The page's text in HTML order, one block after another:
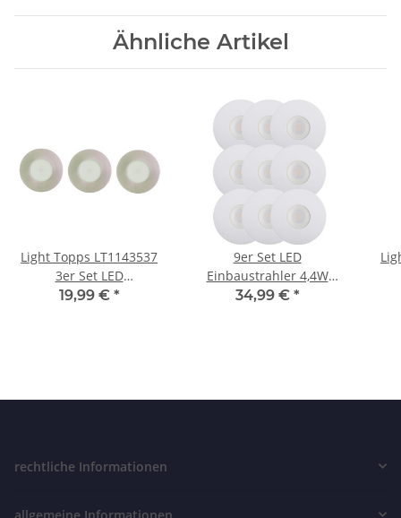
Ähnliche Artikel
Light Topps LT1143537
3er Set LED
Einbaustrahler
19,99 € *
9er Set LED
Einbaustrahler 4,4W
Einbauleuchte Spot
34,99 € *
rechtliche Informationen